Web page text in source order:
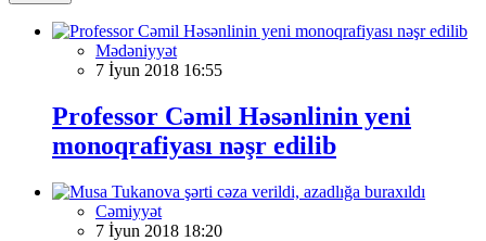
Mədəniyyət
7 İyun 2018 16:55
Professor Cəmil Həsənlinin yeni
monoqrafiyası nəşr edilib
Cəmiyyət
7 İyun 2018 18:20